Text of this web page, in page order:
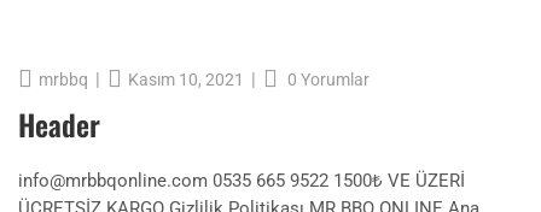
mrbbq | Kasım 10, 2021 | 0 Yorumlar
Header
info@mrbbqonline.com 0535 665 9522 1500₺ VE ÜZERİ